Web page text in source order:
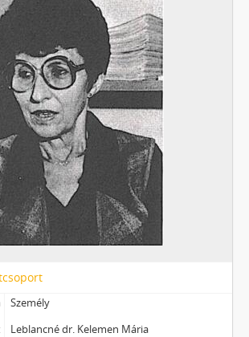
Személy
Leblancné dr. Kelemen Mária